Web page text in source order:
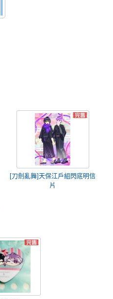
[刀劍亂舞]天保江戶組閃底明信
片